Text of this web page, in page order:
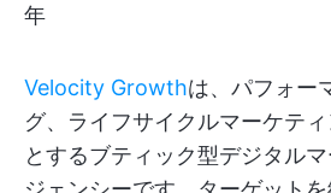
年
Velocity Growthは、パフォー
グ、ライフサイクルマーケテ
とするブティック型デジタル